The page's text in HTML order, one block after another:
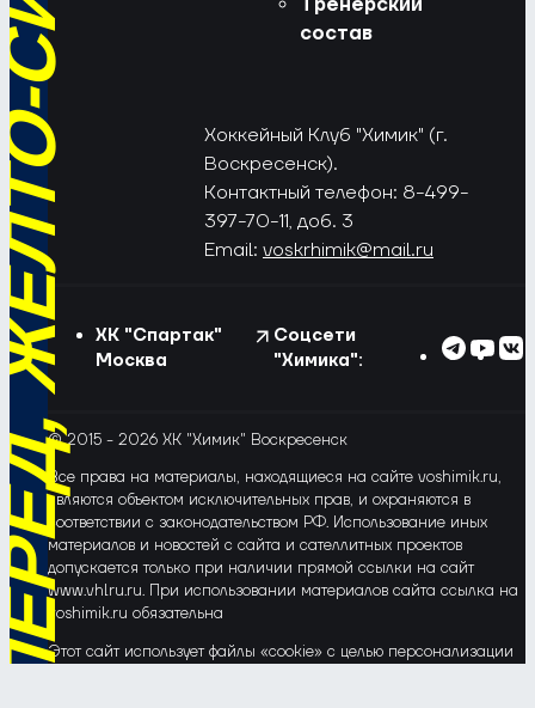
СИНИЕ!
состав
Хоккейный Клуб "Химик" (г.
Воскресенск).
Контактный телефон: 8-499-
397-70-11, доб. 3
Email: voskrhimik@mail.ru
ХК "Спартак"
Москва
Соцсети
"Химика":
© 2015 - 2026 ХК "Химик" Воскресенск
Все права на материалы, находящиеся на сайте voshimik.ru,
являются объектом исключительных прав, и охраняются в
соответствии с законодательством РФ. Использование иных
материалов и новостей с сайта и сателлитных проектов
допускается только при наличии прямой ссылки на сайт
www.vhlru.ru. При использовании материалов сайта ссылка на
voshimik.ru обязательна
Этот сайт использует файлы «cookie» с целью персонализации